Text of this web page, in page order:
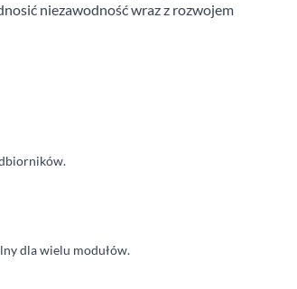
niezawodność wraz z rozwojem
dla wielu modułów.